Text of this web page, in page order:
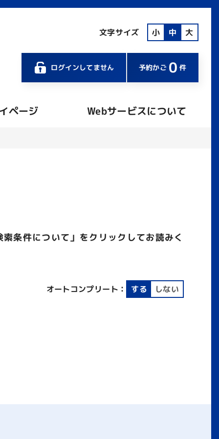
文字サイズ 小 中 大
ログインしてません 予約かご 0 件
ページ Webサービスについて
条件について」をクリックしてお読みく
オートコンプリート： する しない